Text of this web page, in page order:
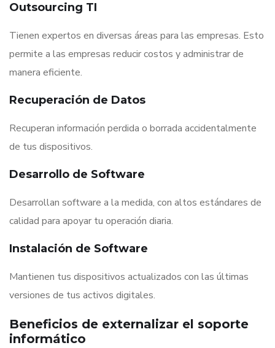
Outsourcing TI
Tienen expertos en diversas áreas para las empresas. Esto
permite a las empresas reducir costos y administrar de
manera eficiente.
Recuperación de Datos
Recuperan información perdida o borrada accidentalmente
de tus dispositivos.
Desarrollo de Software
Desarrollan software a la medida, con altos estándares de
calidad para apoyar tu operación diaria.
Instalación de Software
Mantienen tus dispositivos actualizados con las últimas
versiones de tus activos digitales.
Beneficios de externalizar el soporte
informático